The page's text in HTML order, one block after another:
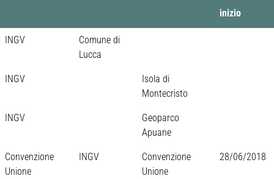
inizio
INGV
Comune di
Lucca
INGV
Isola di
Montecristo
INGV
Geoparco
Apuane
Convenzione
Unione
INGV
Convenzione
Unione
28/06/2018